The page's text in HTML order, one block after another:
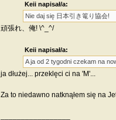
Keii napisał/a:
Nie daj się 日本引き篭り協会!
頑張れ、俺! \^_^/
Keii napisał/a:
A ja od 2 tygodni czekam na
ja dłużej... przeklęci ci na 'M'...
Za to niedawno natknąłem się na